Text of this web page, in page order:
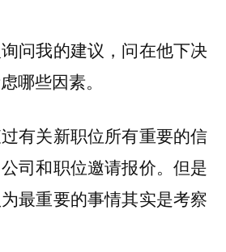
问我的建议，问在他下决
哪些因素。
有关新职位所有重要的信
司和职位邀请报价。但是
最重要的事情其实是考察